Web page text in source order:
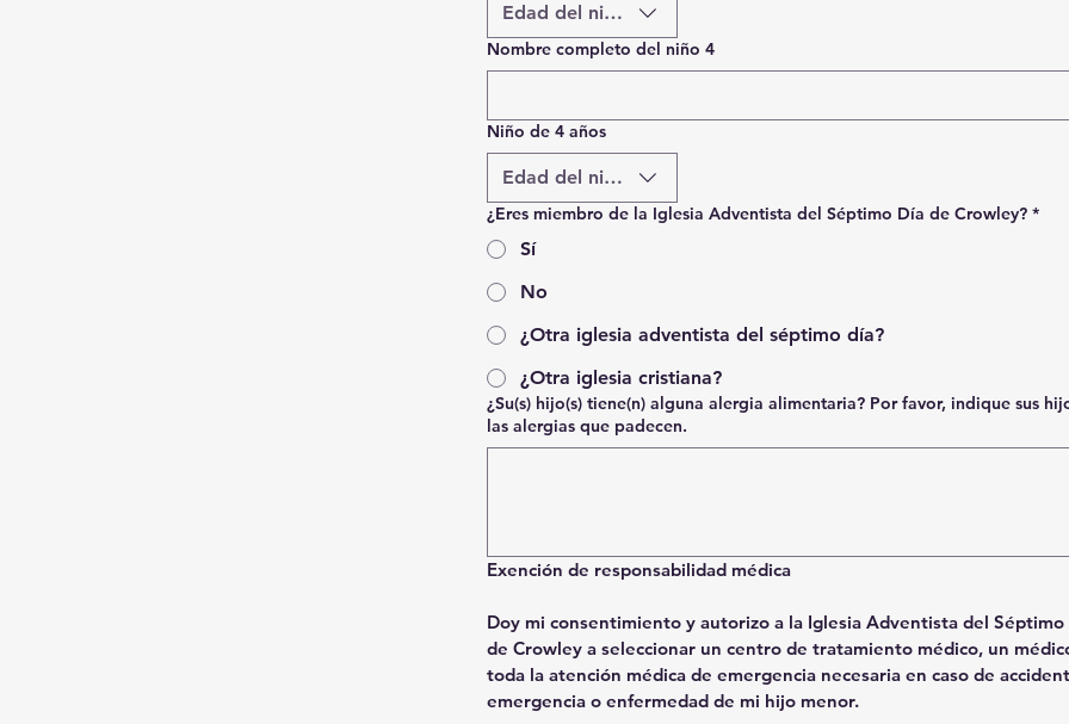
Edad del niño
Nombre completo del niño 4
Niño de 4 años
Edad del niño
¿Eres miembro de la Iglesia Adventista del Séptimo Día de Crowley? *
Sí
No
¿Otra iglesia adventista del séptimo día?
¿Otra iglesia cristiana?
¿Su(s) hijo(s) tiene(n) alguna alergia alimentaria? Por favor, indique sus
las alergias que padecen.
Exención de responsabilidad médica
Doy mi consentimiento y autorizo a la Iglesia Adventista del Séptimo
de Crowley a seleccionar un centro de tratamiento médico, un
toda la atención médica de emergencia necesaria en caso de
emergencia o enfermedad de mi hijo menor.